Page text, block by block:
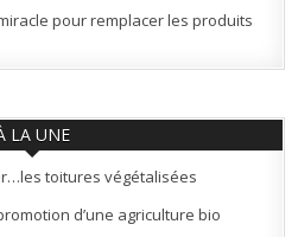
pour remplacer les produits
LA UNE
toitures végétalisées
d’une agriculture bio